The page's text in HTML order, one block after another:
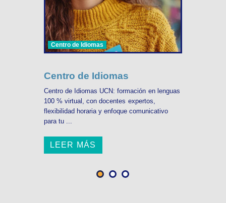
Centro de Idiomas
Centro de Idiomas
Centro de Idiomas UCN: formación en lenguas
100 % virtual, con docentes expertos,
flexibilidad horaria y enfoque comunicativo
para tu ...
LEER MÁS